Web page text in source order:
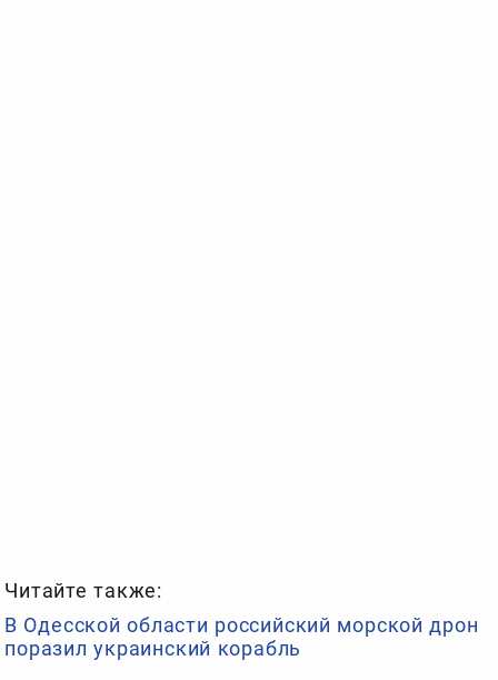
Читайте также:
В Одесской области российский морской дрон
поразил украинский корабль